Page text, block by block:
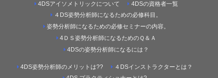
4DSアイソメトリックについて
4DSの資格者一覧
４DS姿勢分析師になるための必修科目。
姿勢分析師になるための必修セミナーの内容。
4ＤＳ姿勢分析師になるためのＱ＆Ａ
4DSの姿勢分析師になるには？
4DS姿勢分析師のメリットは??
４DSインストラクターとは？